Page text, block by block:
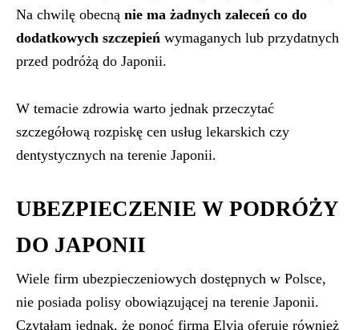
Na chwilę obecną nie ma żadnych zaleceń co do
dodatkowych szczepień wymaganych lub przydatnych
przed podróżą do Japonii.
W temacie zdrowia warto jednak przeczytać
szczegółową rozpiskę cen usług lekarskich czy
dentystycznych na terenie Japonii.
UBEZPIECZENIE W PODRÓŻY
DO JAPONII
Wiele firm ubezpieczeniowych dostępnych w Polsce,
nie posiada polisy obowiązującej na terenie Japonii.
Czytałam jednak, że ponoć firma Elvia oferuje również